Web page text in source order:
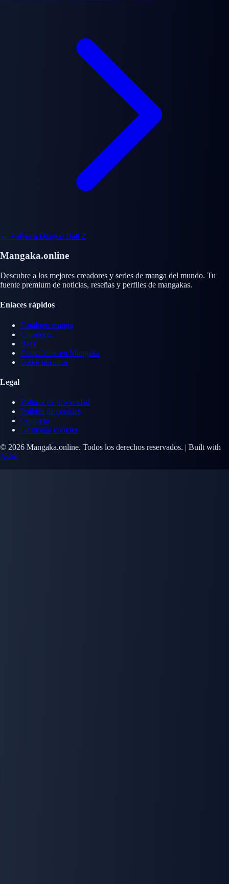
← Volver a Dragon Ball Z
Mangaka.online
Descubre a los mejores creadores y series de manga del mundo. Tu
fuente premium de noticias, reseñas y perfiles de mangakas.
Enlaces rápidos
Catálogo manga
Creadores
Blog
Conviértete en Mangaka
Sobre nosotros
Legal
Política de privacidad
Política de cookies
Contacto
Gestionar cookies
© 2026 Mangaka.online. Todos los derechos reservados. | Built with
Astro